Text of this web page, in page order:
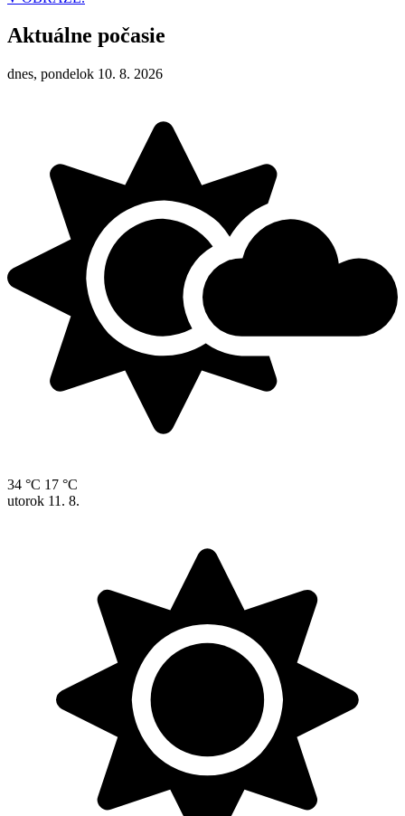
Aktuálne počasie
dnes, pondelok 10. 8. 2026
34 °C 17 °C
utorok 11. 8.